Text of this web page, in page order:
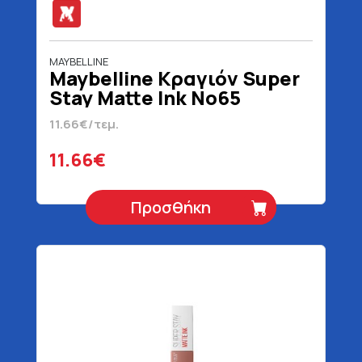
MAYBELLINE
Maybelline Κραγιόν Super
Stay Matte Ink No65
Seductres 5 ml
11.66€/τεμ.
11.66€
Προσθήκη